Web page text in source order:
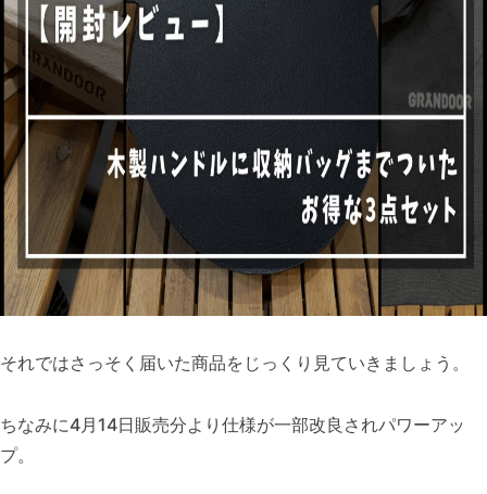
それではさっそく届いた商品をじっくり見ていきましょう。
ちなみに4月14日販売分より仕様が一部改良されパワーアッ
プ。